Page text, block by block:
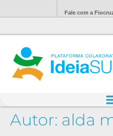
Fale com a
Autor: alda